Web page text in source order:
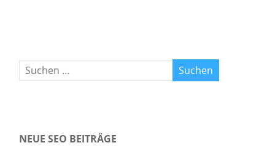
NEUE SEO BEITRÄGE